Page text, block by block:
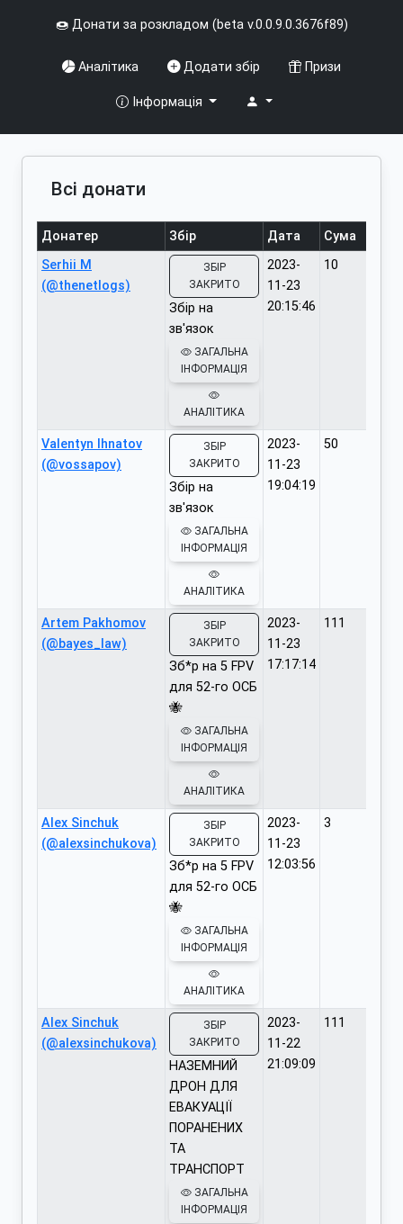
🍩 Донати за розкладом (beta v.0.0.9.0.3676f89)
Аналітика Додати збір Призи
Інформація
Всі донати
Донатер Збір Дата
Сума
Serhii M
(@thenetlogs)
ЗБІР
ЗАКРИТО
Збір на
зв'язок
ЗАГАЛЬНА
ІНФОРМАЦІЯ
АНАЛІТИКА
2023-
11-23
20:15:46
10
Valentyn Ihnatov
(@vossapov)
ЗБІР
ЗАКРИТО
Збір на
зв'язок
ЗАГАЛЬНА
ІНФОРМАЦІЯ
АНАЛІТИКА
2023-
11-23
19:04:19
50
Artem Pakhomov
(@bayes_law)
ЗБІР
ЗАКРИТО
Зб*р на 5 FPV
для 52-го ОСБ
🐝
ЗАГАЛЬНА
ІНФОРМАЦІЯ
АНАЛІТИКА
2023-
11-23
17:17:14
111
Alex Sinchuk
(@alexsinchukova)
ЗБІР
ЗАКРИТО
Зб*р на 5 FPV
для 52-го ОСБ
🐝
ЗАГАЛЬНА
ІНФОРМАЦІЯ
АНАЛІТИКА
2023-
11-23
12:03:56
3
Alex Sinchuk
(@alexsinchukova)
ЗБІР
ЗАКРИТО
НАЗЕМНИЙ
ДРОН ДЛЯ
ЕВАКУАЦІЇ
ПОРАНЕНИХ
ТА
ТРАНСПОРТ
ЗАГАЛЬНА
ІНФОРМАЦІЯ
2023-
11-22
21:09:09
111